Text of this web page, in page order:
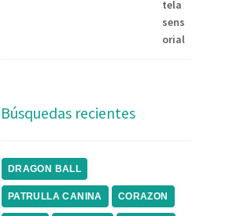
Búsquedas recientes
DRAGON BALL
PATRULLA CANINA CORAZON